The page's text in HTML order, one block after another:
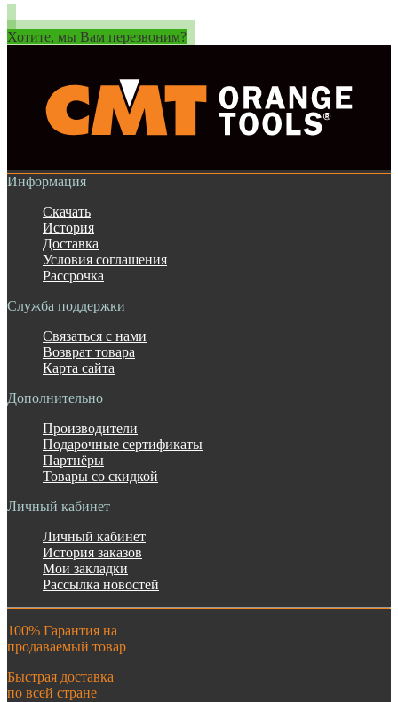
Хотите, мы Вам перезвоним?
Информация
Скачать
История
Доставка
Условия соглашения
Рассрочка
Служба поддержки
Связаться с нами
Возврат товара
Карта сайта
Дополнительно
Производители
Подарочные сертификаты
Партнёры
Товары со скидкой
Личный кабинет
Личный кабинет
История заказов
Мои закладки
Рассылка новостей
100% Гарантия на
продаваемый товар
Быстрая доставка
по всей стране